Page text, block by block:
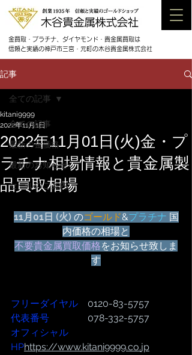
金買取・プラチナ、ダイヤモンド・貴金属買取は
信頼と実績の神戸市三宮・元町の木谷貴金属株式会社
記事
全ての記事
最新の金価格
最新のお知らせ
セールのご案内
全ての記事
2022年11月01日(火)金・プ
ラチナ相場情報と貴金属製
品買取相場
kitani9999
2022年11月1日
11月01日 (火) のゴールド&プラチナ 国
内価格の相場と
不要貴金属買取価格をお知らせ致しま
す
フリーダイヤル 0120-83-5757
代表番号
              078-332-5757
オフィシャル
HPhttps://www.kitani9999.co.jp